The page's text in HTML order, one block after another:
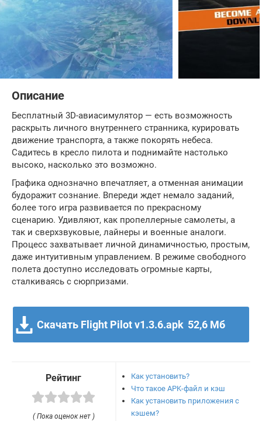
Описание
Бесплатный 3D-авиасимулятор — есть возможность
раскрыть личного внутреннего странника, курировать
движение транспорта, а также покорять небеса.
Садитесь в кресло пилота и поднимайте настолько
высоко, насколько это возможно.
Графика однозначно впечатляет, а отменная анимации
будоражит сознание. Впереди ждет немало заданий,
более того игра развивается по прекрасному
сценарию. Удивляют, как пропеллерные самолеты, а
так и сверхзвуковые, лайнеры и военные аналоги.
Процесс захватывает личной динамичностью, простым,
даже интуитивным управлением. В режиме свободного
полета доступно исследовать огромные карты,
сталкиваясь с сюрпризами.
Скачать Flight Pilot v1.3.6.apk 52,6 Мб
Рейтинг
( Пока оценок нет )
Как установить?
Что такое APK-файл и кэш
Как установить приложения с
кэшем?